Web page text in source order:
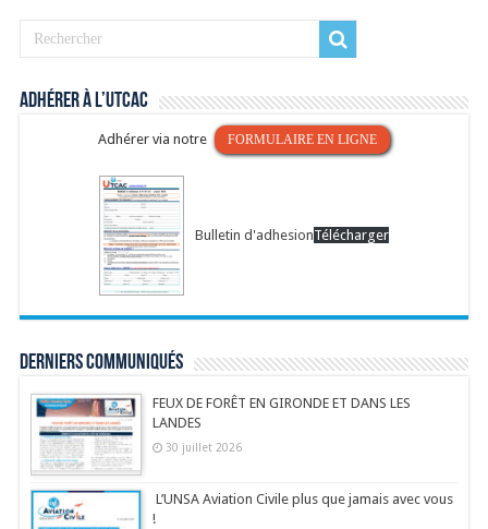
Adhérer à l’UTCAC
Adhérer via notre FORMULAIRE EN LIGNE
Bulletin d'adhesionTélécharger
Derniers communiqués
FEUX DE FORÊT EN GIRONDE ET DANS LES
LANDES
30 juillet 2026
L’UNSA Aviation Civile plus que jamais avec vous
!